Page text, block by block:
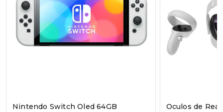
Nintendo Switch Oled 64GB
Oculos de